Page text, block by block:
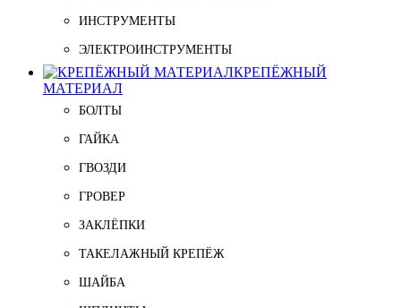
ИНСТРУМЕНТЫ
ЭЛЕКТРОИНСТРУМЕНТЫ
КРЕПЁЖНЫЙ
МАТЕРИАЛ
БОЛТЫ
ГАЙКА
ГВОЗДИ
ГРОВЕР
ЗАКЛЁПКИ
ТАКЕЛАЖНЫЙ КРЕПЁЖ
ШАЙБА